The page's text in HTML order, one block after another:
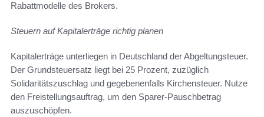
Rabattmodelle des Brokers.
Steuern auf Kapitalerträge richtig planen
Kapitalerträge unterliegen in Deutschland der Abgeltungsteuer.
Der Grundsteuersatz liegt bei 25 Prozent, zuzüglich
Solidaritätszuschlag und gegebenenfalls Kirchensteuer. Nutze
den Freistellungsauftrag, um den Sparer-Pauschbetrag
auszuschöpfen.